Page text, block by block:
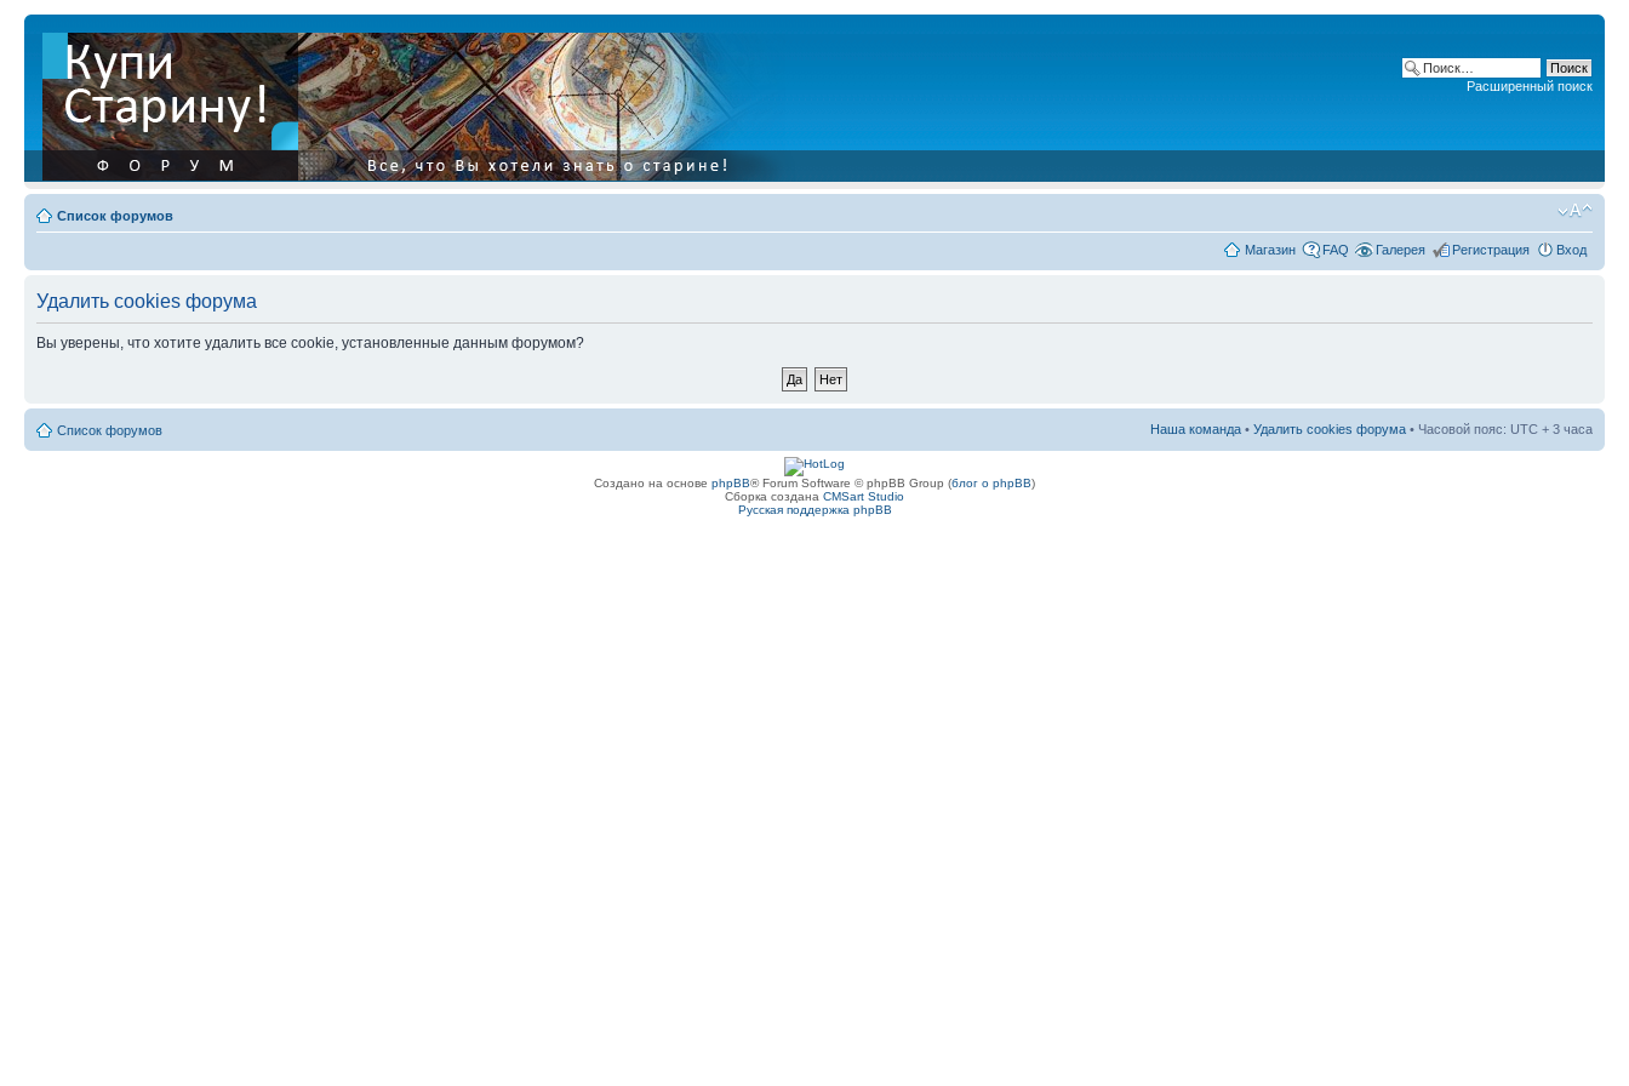
Расширенный поиск
Список форумов
Магазин FAQ Галерея Регистрация Вход
Удалить cookies форума
Вы уверены, что хотите удалить все cookie, установленные данным форумом?
Список форумов Наша команда • Удалить cookies форума • Часовой пояс: UTC + 3 часа
Создано на основе phpBB® Forum Software © phpBB Group (блог о phpBB)
Сборка создана CMSart Studio
Русская поддержка phpBB